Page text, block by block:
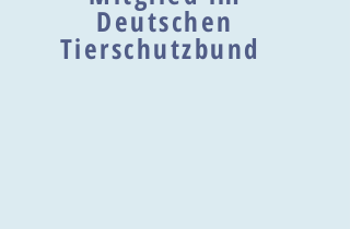
Deutschen
Tierschutzbund